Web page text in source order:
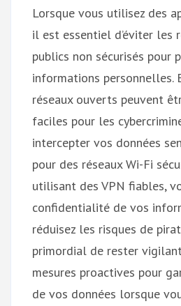
Lorsque vous utilisez des
il est essentiel d’éviter les
publics non sécurisés pour
informations personnelles.
réseaux ouverts peuvent
faciles pour les
intercepter vos données
pour des réseaux Wi-Fi
utilisant des VPN fiables,
confidentialité de vos
réduisez les risques de
primordial de rester
mesures proactives pour
de vos données lorsque